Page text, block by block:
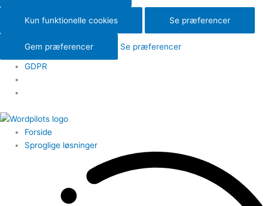
Kun funktionelle cookies Se præferencer
Gem præferencer Se præferencer
GDPR
Forside
Sproglige løsninger